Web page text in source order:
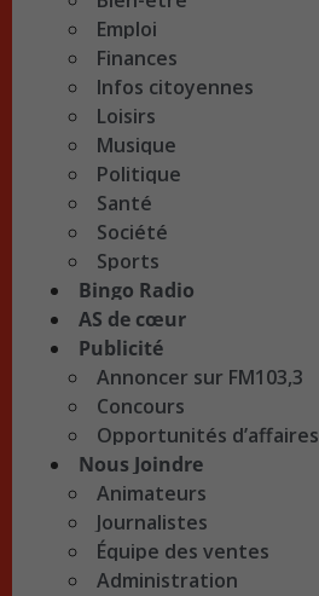
Emploi
Finances
Infos citoyennes
Loisirs
Musique
Politique
Santé
Société
Sports
Bingo Radio
AS de cœur
Publicité
Annoncer sur FM103,3
Concours
Opportunités d’affaires
Nous Joindre
Animateurs
Journalistes
Équipe des ventes
Administration